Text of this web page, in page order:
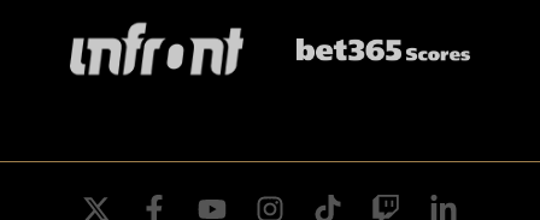
twitter facebookyoutube instagramtiktok twitch